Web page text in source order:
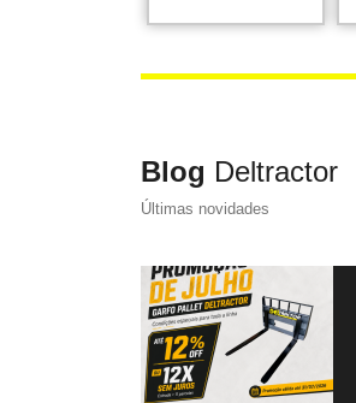
Blog Deltractor
Últimas novidades